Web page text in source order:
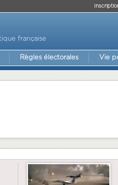
française
Règles électorales Vie